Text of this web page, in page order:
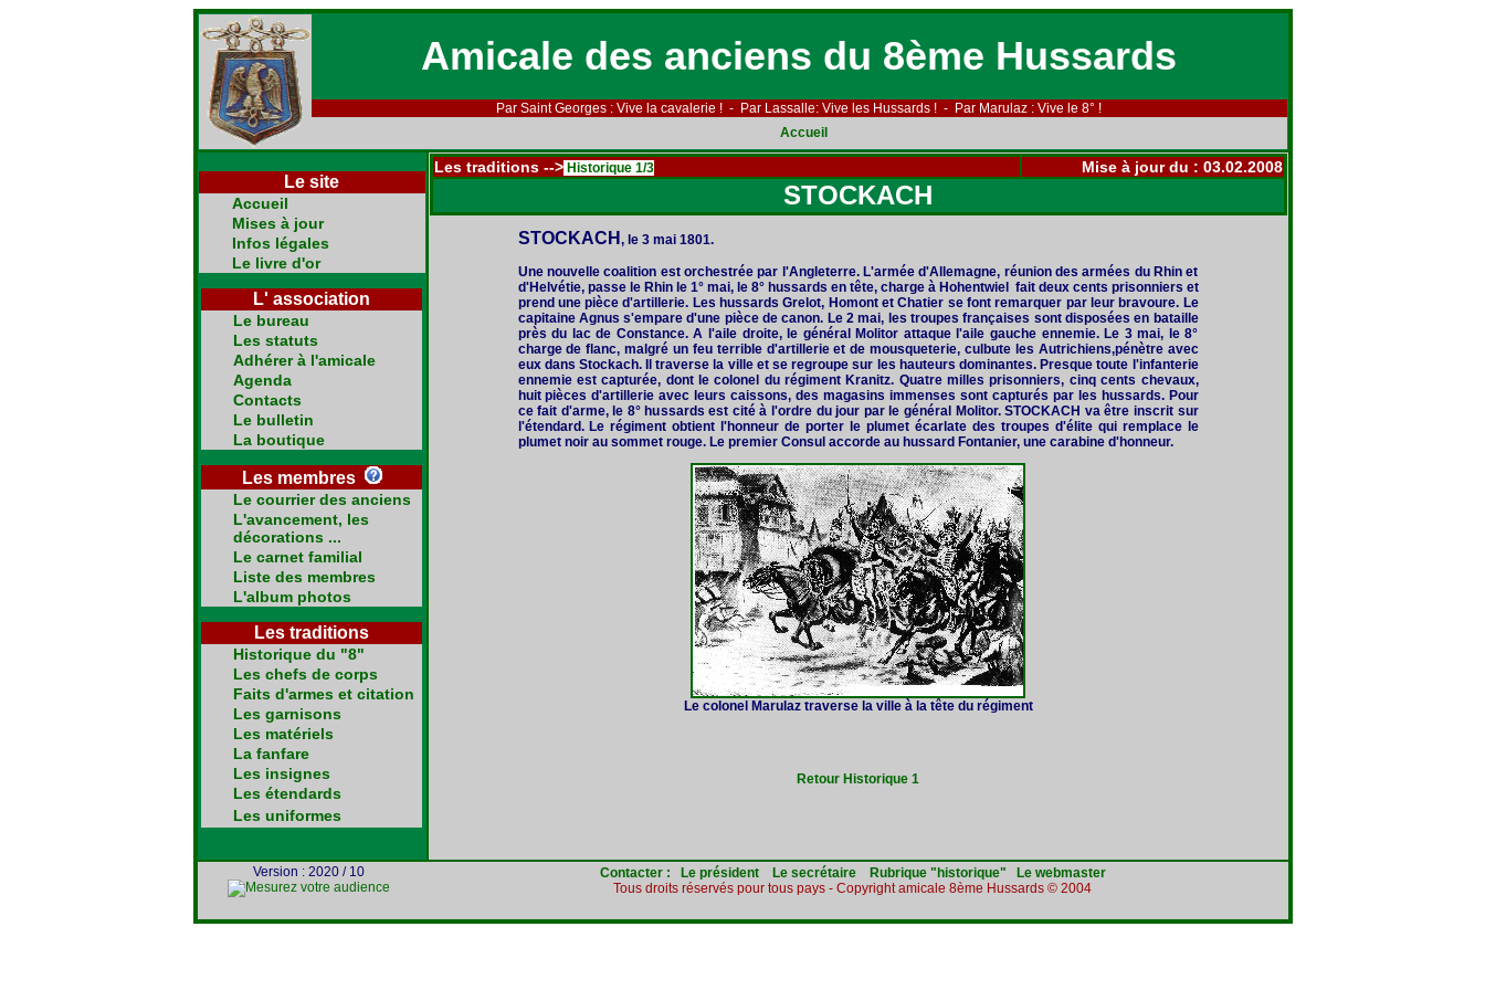
Amicale des anciens du 8ème Hussards
Par Saint Georges : Vive la cavalerie ! - Par Lassalle: Vive les Hussards ! - Par Marulaz : Vive le 8° !
Accueil
Le site
Accueil
Mises à jour
Infos légales
Le livre d'or
L' association
Le bureau
Les statuts
Adhérer à l'amicale
Agenda
Contacts
Le bulletin
La boutique
Les membres
Le courrier des anciens
L'avancement, les
décorations ...
Le carnet familial
Liste des membres
L'album photos
Les traditions
Historique du "8"
Les chefs de corps
Faits d'armes et citation
Les garnisons
Les matériels
La fanfare
Les insignes
Les étendards
Les uniformes
Les traditions -->Historique 1/3 Mise à jour du : 03.02.2008
STOCKACH
STOCKACH , le 3 mai 1801.
Une nouvelle coalition est orchestrée par l'Angleterre. L'armée d'Allemagne, réunion des armées du Rhin et
d'Helvétie, passe le Rhin le 1° mai, le 8° hussards en tête, charge à Hohentwiel fait deux cents prisonniers et
prend une pièce d'artillerie. Les hussards Grelot, Homont et Chatier se font remarquer par leur bravoure. Le
capitaine Agnus s'empare d'une pièce de canon. Le 2 mai, les troupes françaises sont disposées en bataille
près du lac de Constance. A l'aile droite, le général Molitor attaque l'aile gauche ennemie. Le 3 mai, le 8°
charge de flanc, malgré un feu terrible d'artillerie et de mousqueterie, culbute les Autrichiens,pénètre avec
eux dans Stockach. Il traverse la ville et se regroupe sur les hauteurs dominantes. Presque toute l'infanterie
ennemie est capturée, dont le colonel du régiment Kranitz. Quatre milles prisonniers, cinq cents chevaux,
huit pièces d'artillerie avec leurs caissons, des magasins immenses sont capturés par les hussards. Pour
ce fait d'arme, le 8° hussards est cité à l'ordre du jour par le général Molitor. STOCKACH va être inscrit sur
l'étendard. Le régiment obtient l'honneur de porter le plumet écarlate des troupes d'élite qui remplace le
plumet noir au sommet rouge. Le premier Consul accorde au hussard Fontanier, une carabine d'honneur.
Le colonel Marulaz traverse la ville à la tête du régiment
Retour Historique 1
Version : 2020 / 10 Contacter : Le président Le secrétaire Rubrique "historique"
Le webmaster
Tous droits réservés pour tous pays - Copyright amicale 8ème Hussards © 2004